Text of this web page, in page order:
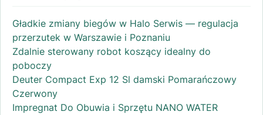
Gładkie zmiany biegów w Halo Serwis — regulacja
przerzutek w Warszawie i Poznaniu
Zdalnie sterowany robot koszący idealny do
poboczy
Deuter Compact Exp 12 Sl damski Pomarańczowy
Czerwony
Impregnat Do Obuwia i Sprzętu NANO WATER